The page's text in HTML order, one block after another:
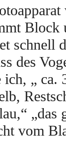
Block
schnell
des
ich, „ ca.
„das
vom